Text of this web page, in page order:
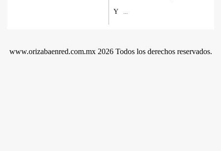
Y
www.orizabaenred.com.mx 2026 Todos los derechos reservados.